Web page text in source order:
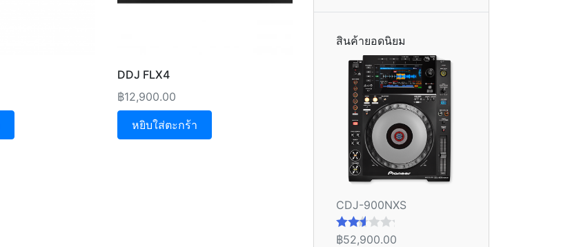
DDJ FLX4
฿12,900.00
หยิบใส่ตะกร้า
สินค้ายอดนิยม
CDJ-900NXS
ให้
฿52,900.00